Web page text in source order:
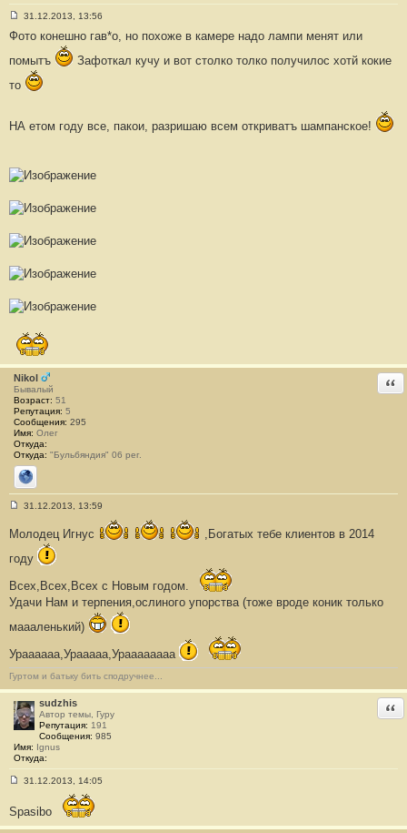
о
б
н
#
31.12.2013, 13:56
Фото конешно гав*о, но похоже в камере надо лампи менят или
помытъ
Зафоткал кучу и вот столко толко получилос хотй кокие
то
НА етом году все, пакои, разришаю всем откриватъ шампанское!
Nikol
Бывалый
Возраст: 51
Репутация: 5
Сообщения: 295
Имя: Олег
Откуда:
Откуда: "Бульбяндия" 06 рег.
Сайт
о
щ
и
е
2
31.12.2013, 13:59
Молодец Игнус
,Богатых тебе клиентов в 2014
году
Всех,Всех,Всех с Новым годом.
Удачи Нам и терпения,ослиного упорства (тоже вроде коник только
маааленький)
Ураааааа,Урааааа,Ураааааааа
Гуртом и батьку бить сподручнее...
sudzhis
Автор темы, Гуру
Репутация: 191
Сообщения: 985
Имя: Ignus
Откуда:
о
31.12.2013, 14:05
Spasibo